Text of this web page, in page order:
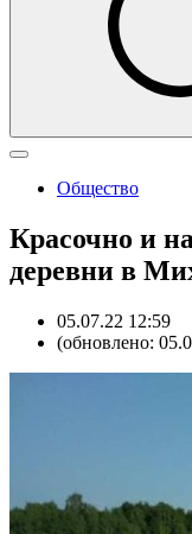
Общество
Красочно и
деревни в
05.07.22 12:59
(обновлено: